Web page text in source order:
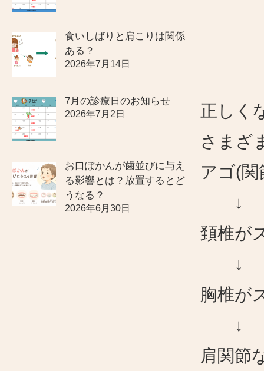
食いしばりと肩こりは関係
ある？
2026年7月14日
7月の診療日のお知らせ
2026年7月2日
お口ぽかんが歯並びに与え
る影響とは？放置するとど
うなる？
2026年6月30日
正しく
さまざ
アゴ(
↓
頚椎が
↓
胸椎が
↓
肩関節